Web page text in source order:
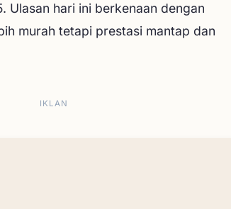
Ulasan hari ini berkenaan dengan
murah tetapi prestasi mantap dan
IKLAN